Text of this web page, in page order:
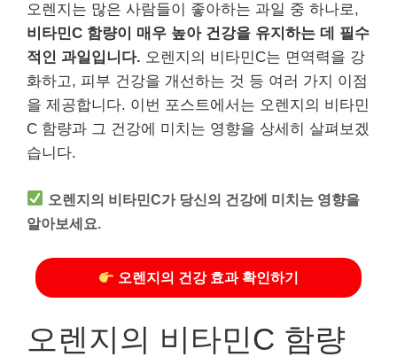
오렌지는 많은 사람들이 좋아하는 과일 중 하나로,
비타민C 함량이 매우 높아 건강을 유지하는 데 필수
적인 과일입니다. 오렌지의 비타민C는 면역력을 강
화하고, 피부 건강을 개선하는 것 등 여러 가지 이점
을 제공합니다. 이번 포스트에서는 오렌지의 비타민
C 함량과 그 건강에 미치는 영향을 상세히 살펴보겠
습니다.
오렌지의 비타민C가 당신의 건강에 미치는 영향을
알아보세요.
오렌지의 건강 효과 확인하기
오렌지의 비타민C 함량